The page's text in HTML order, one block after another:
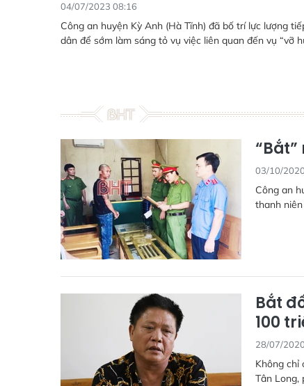
04/07/2023 08:16
Công an huyện Kỳ Anh (Hà Tĩnh) đã bố trí lực lượng
dân để sớm làm sáng tỏ vụ việc liên quan đến vụ “vỡ
03/10/
Công an
thanh
Bắt
100
28/07/
Không chỉ
Tân Long,